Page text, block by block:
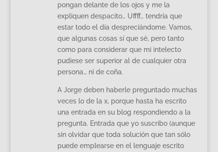
pongan delante de los ojos y me la
expliquen despacito… Uffff… tendría que
estar todo el día despreciándome. Vamos,
que algunas cosas sí que sé, pero tanto
como para considerar que mi intelecto
pudiese ser superior al de cualquier otra
persona… ni de coña.
A Jorge deben haberle preguntado muchas
veces lo de la x, porque hasta ha escrito
una entrada en su blog respondiendo a la
pregunta. Entrada que yo suscribo (aunque
sin olvidar que toda solución que tan sólo
puede emplearse en el lenguaje escrito